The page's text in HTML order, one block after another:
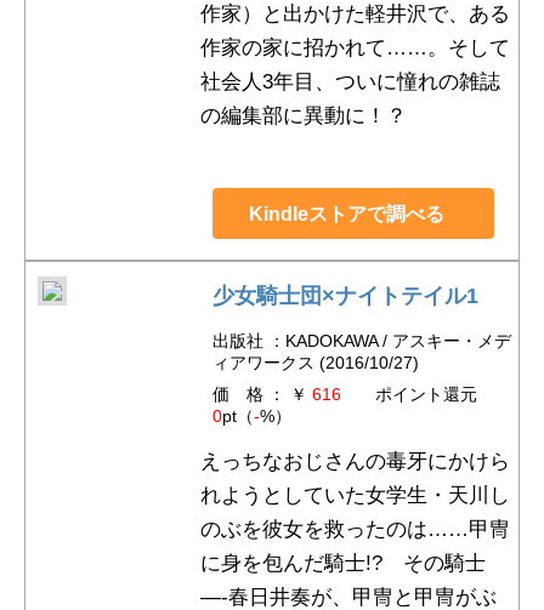
作家）と出かけた軽井沢で、ある
作家の家に招かれて……。そして
社会人3年目、ついに憧れの雑誌
の編集部に異動に！？
Kindleストアで調べる
少女騎士団×ナイトテイル1
出版社 ：KADOKAWA / アスキー・メデ
ィアワークス (2016/10/27)
価 格 ： ￥ 616ポイント還元
0pt（-%）
えっちなおじさんの毒牙にかけら
れようとしていた女学生・天川し
のぶを彼女を救ったのは……甲冑
に身を包んだ騎士!? その騎士
―‐春日井奏が、甲冑と甲冑がぶ